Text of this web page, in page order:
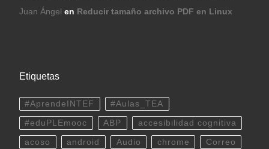
Juan Ángel en Reducir tamaño archivo PDF en Linux
Etiquetas
#AprendeINTEF #Aulas_TEA
#eduPLEmooc ABP accesibilidad cognitiva
acoso android Audio chrome Correo